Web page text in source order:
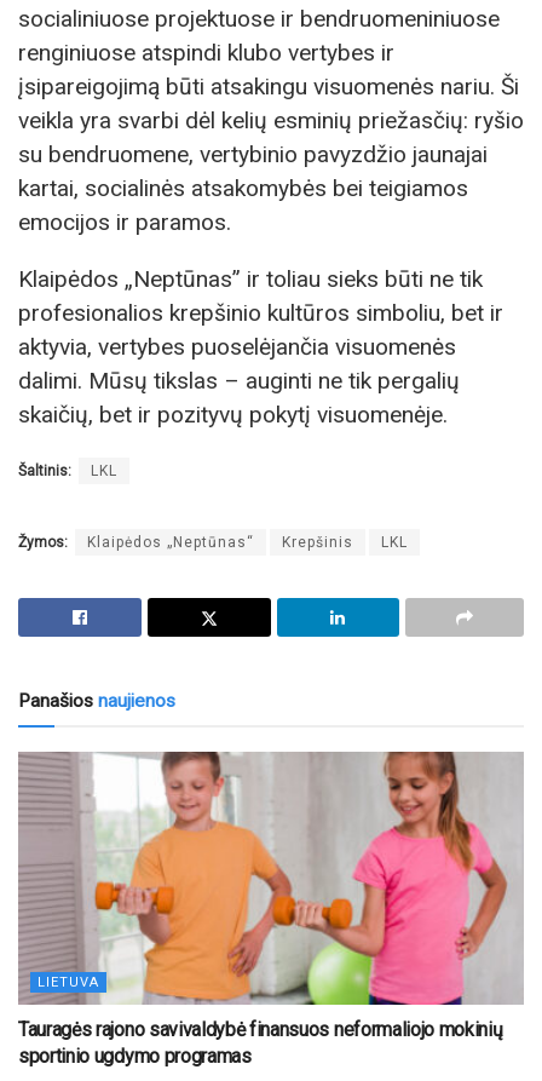
socialiniuose projektuose ir bendruomeniniuose
renginiuose atspindi klubo vertybes ir
įsipareigojimą būti atsakingu visuomenės nariu. Ši
veikla yra svarbi dėl kelių esminių priežasčių: ryšio
su bendruomene, vertybinio pavyzdžio jaunajai
kartai, socialinės atsakomybės bei teigiamos
emocijos ir paramos.
Klaipėdos „Neptūnas” ir toliau sieks būti ne tik
profesionalios krepšinio kultūros simboliu, bet ir
aktyvia, vertybes puoselėjančia visuomenės
dalimi. Mūsų tikslas – auginti ne tik pergalių
skaičių, bet ir pozityvų pokytį visuomenėje.
Šaltinis: LKL
Žymos: Klaipėdos „Neptūnas“ Krepšinis LKL
Panašios naujienos
LIETUVA
Tauragės rajono savivaldybė finansuos neformaliojo mokinių
sportinio ugdymo programas